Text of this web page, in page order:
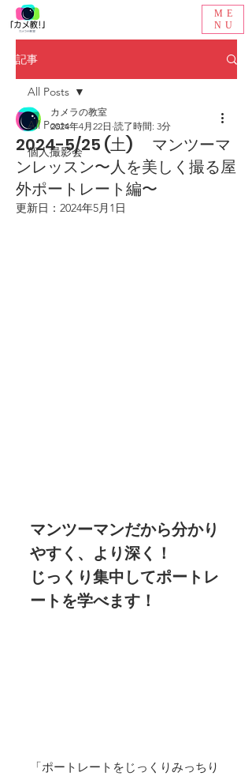
ME
NU
記事
All Posts
個人撮影会
All Posts
2024-5/25 (土) マンツーマ
ンレッスン〜人を美しく撮る屋
外ポートレート編〜
カメラの教室
2024年4月22日 読了時間: 3分
更新日： 2024年5月1日
マンツーマンだから分かり
やすく、より深く！
​じっくり集中してポートレ
ートを学べます！
「ポートレートをじっくりみっちり